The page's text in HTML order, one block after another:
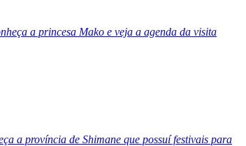
a princesa Mako e veja a agenda da visita
a província de Shimane que possuí festivais para